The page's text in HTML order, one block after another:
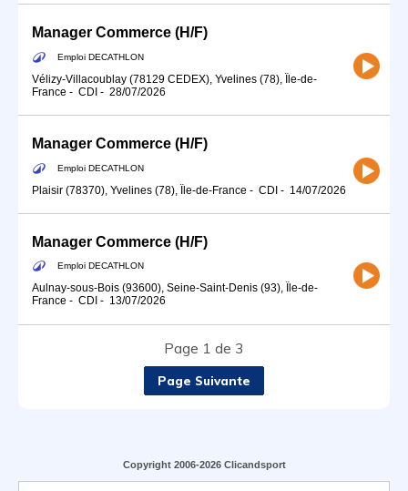
Manager Commerce (H/F)
Emploi DECATHLON
Vélizy-Villacoublay (78129 CEDEX), Yvelines (78), Île-de-
France - CDI - 28/07/2026
Manager Commerce (H/F)
Emploi DECATHLON
Plaisir (78370), Yvelines (78), Île-de-France - CDI - 14/07/2026
Manager Commerce (H/F)
Emploi DECATHLON
Aulnay-sous-Bois (93600), Seine-Saint-Denis (93), Île-de-
France - CDI - 13/07/2026
Page 1 de 3
Page Suivante
Copyright 2006-2026 Clicandsport